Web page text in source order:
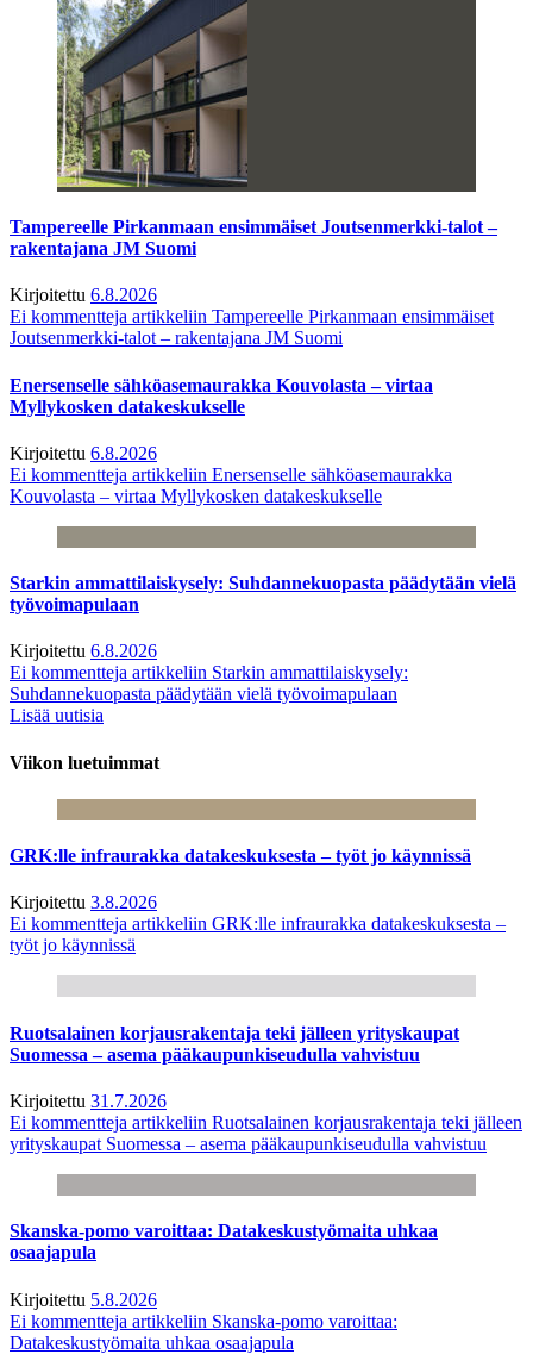
Tampereelle Pirkanmaan ensimmäiset Joutsenmerkki-talot –
rakentajana JM Suomi
Kirjoitettu 6.8.2026
Ei kommentteja artikkeliin Tampereelle Pirkanmaan ensimmäiset
Joutsenmerkki-talot – rakentajana JM Suomi
Enersenselle sähköasemaurakka Kouvolasta – virtaa
Myllykosken datakeskukselle
Kirjoitettu 6.8.2026
Ei kommentteja artikkeliin Enersenselle sähköasemaurakka
Kouvolasta – virtaa Myllykosken datakeskukselle
Starkin ammattilaiskysely: Suhdannekuopasta päädytään vielä
työvoimapulaan
Kirjoitettu 6.8.2026
Ei kommentteja artikkeliin Starkin ammattilaiskysely:
Suhdannekuopasta päädytään vielä työvoimapulaan
Lisää uutisia
Viikon luetuimmat
GRK:lle infraurakka datakeskuksesta – työt jo käynnissä
Kirjoitettu 3.8.2026
Ei kommentteja artikkeliin GRK:lle infraurakka datakeskuksesta –
työt jo käynnissä
Ruotsalainen korjausrakentaja teki jälleen yrityskaupat
Suomessa – asema pääkaupunkiseudulla vahvistuu
Kirjoitettu 31.7.2026
Ei kommentteja artikkeliin Ruotsalainen korjausrakentaja teki jälleen
yrityskaupat Suomessa – asema pääkaupunkiseudulla vahvistuu
Skanska-pomo varoittaa: Datakeskustyömaita uhkaa
osaajapula
Kirjoitettu 5.8.2026
Ei kommentteja artikkeliin Skanska-pomo varoittaa:
Datakeskustyömaita uhkaa osaajapula